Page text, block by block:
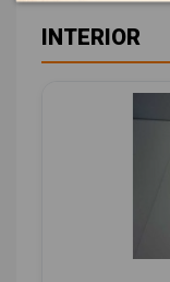
INTERIOR